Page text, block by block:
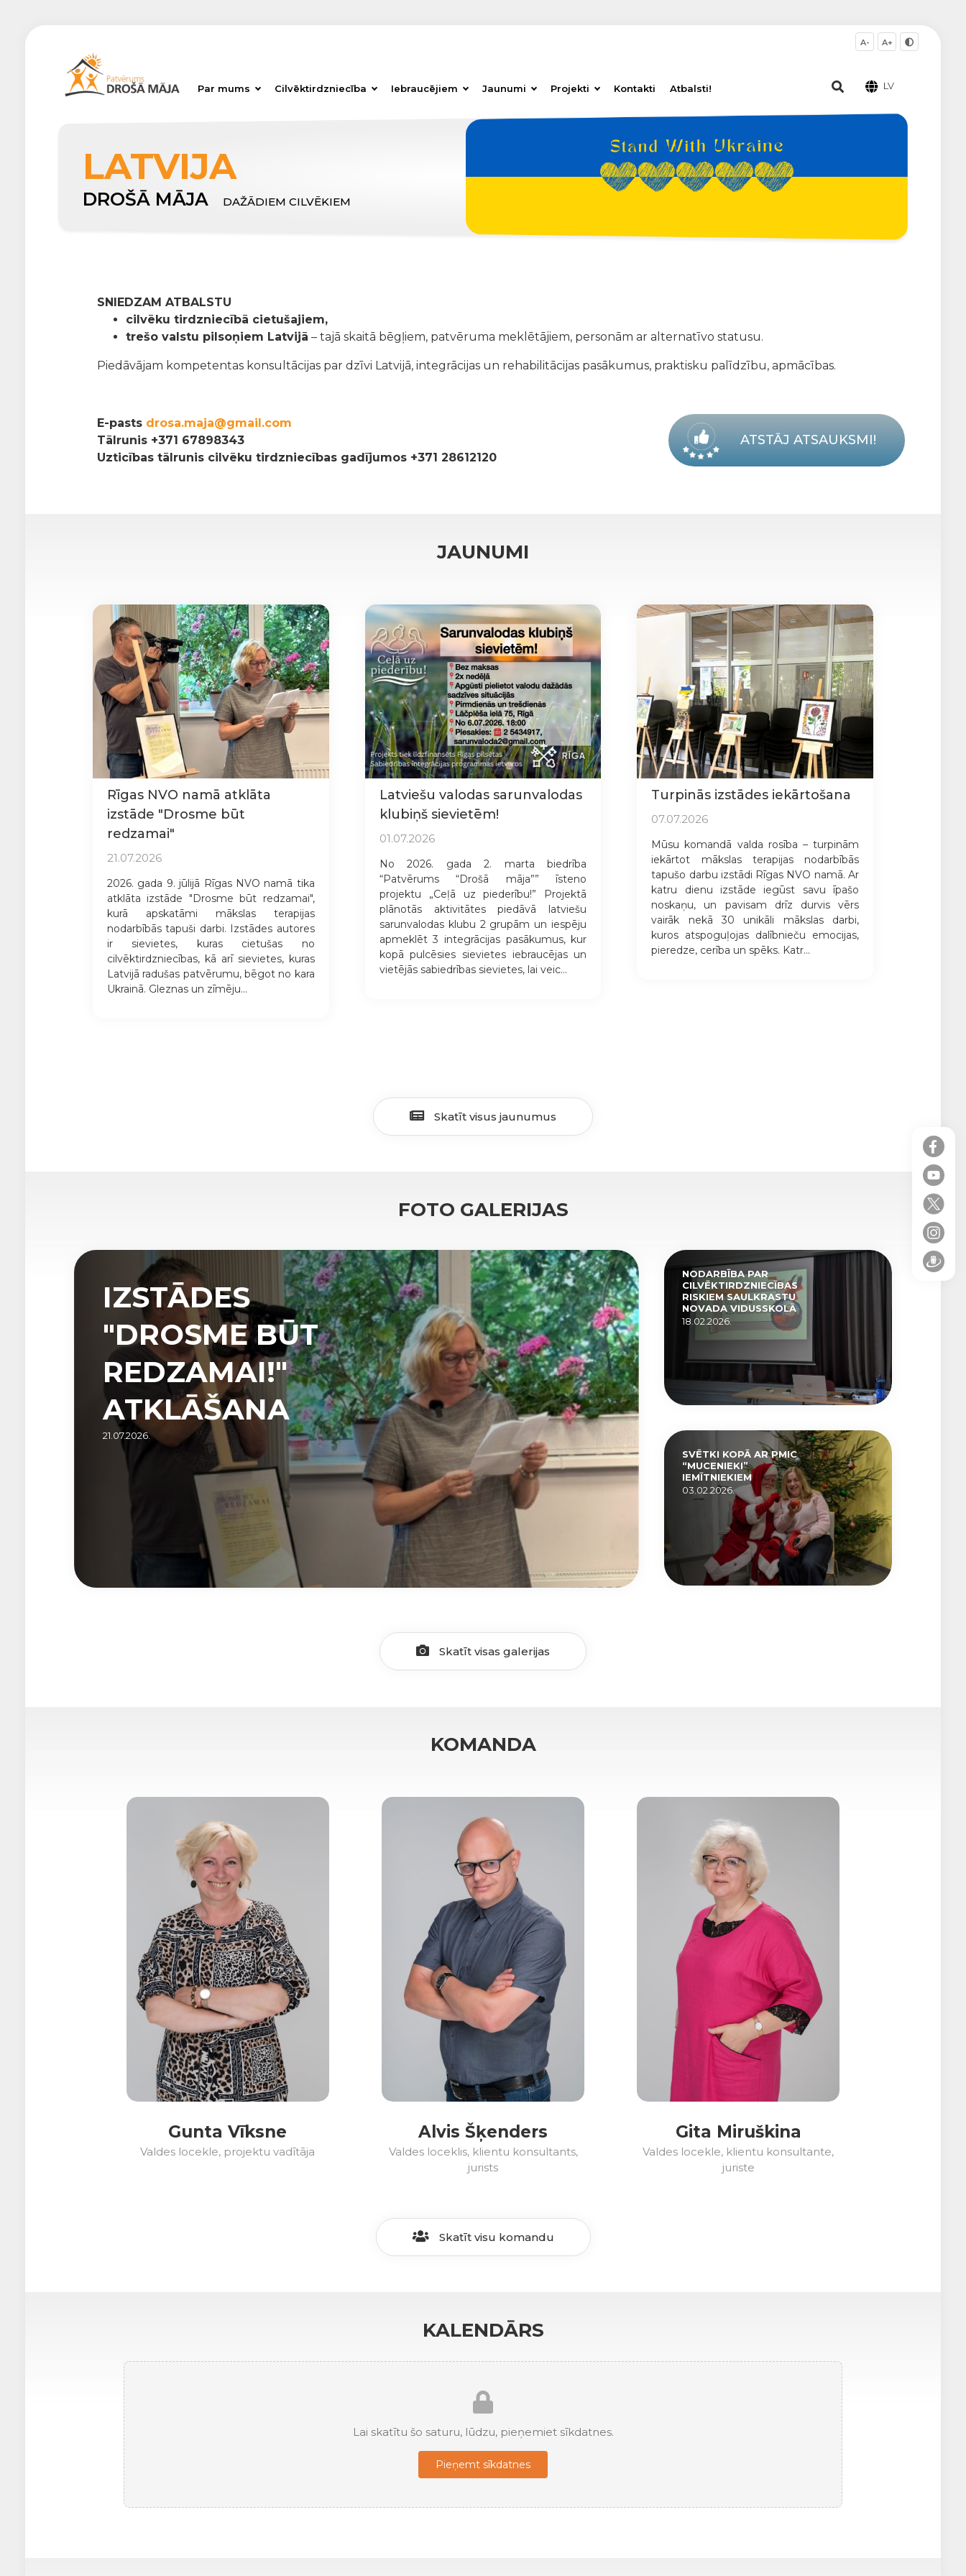
Par mums Cilvēktirdzniecība Iebraucējiem Jaunumi Projekti Kontakti Atbalsti!
A- A+
LV
LATVIJA
DROŠĀ MĀJA DAŽĀDIEM CILVĒKIEM
SNIEDZAM ATBALSTU
cilvēku tirdzniecībā cietušajiem,
trešo valstu pilsoņiem Latvijā – tajā skaitā bēgļiem, patvēruma meklētājiem, personām ar alternatīvo statusu.
Piedāvājam kompetentas konsultācijas par dzīvi Latvijā, integrācijas un rehabilitācijas pasākumus, praktisku palīdzību, apmācības.
E-pasts drosa.maja@gmail.com
Tālrunis +371 67898343
Uzticības tālrunis cilvēku tirdzniecības gadījumos +371 28612120
ATSTĀJ ATSAUKSMI!
JAUNUMI
Rīgas NVO namā atklāta
izstāde "Drosme būt
redzamai"
21.07.2026
2026. gada 9. jūlijā Rīgas NVO namā tika
atklāta izstāde "Drosme būt redzamai",
kurā apskatāmi mākslas terapijas
nodarbībās tapuši darbi. Izstādes autores
ir sievietes, kuras cietušas no
cilvēktirdzniecības, kā arī sievietes, kuras
Latvijā radušas patvērumu, bēgot no kara
Ukrainā. Gleznas un zīmēju...
Latviešu valodas sarunvalodas
klubiņš sievietēm!
01.07.2026
No 2026. gada 2. marta biedrība
“Patvērums “Drošā māja”” īsteno
projektu „Ceļā uz piederību!” Projektā
plānotās aktivitātes piedāvā latviešu
sarunvalodas klubu 2 grupām un iespēju
apmeklēt 3 integrācijas pasākumus, kur
kopā pulcēsies sievietes iebraucējas un
vietējās sabiedrības sievietes, lai veic...
Turpinās izstādes iekārtošana
07.07.2026
Mūsu komandā valda rosība – turpinām
iekārtot mākslas terapijas nodarbībās
tapušo darbu izstādi Rīgas NVO namā. Ar
katru dienu izstāde iegūst savu īpašo
noskaņu, un pavisam drīz durvis vērs
vairāk nekā 30 unikāli mākslas darbi,
kuros atspoguļojas dalībnieču emocijas,
pieredze, cerība un spēks. Katr...
Skatīt visus jaunumus
FOTO GALERIJAS
IZSTĀDES
"DROSME BŪT
REDZAMAI!"
ATKLĀŠANA
21.07.2026.
NODARBĪBA PAR
CILVĒKTIRDZNIECĪBAS
RISKIEM SAULKRASTU
NOVADA VIDUSSKOLĀ
18.02.2026.
SVĒTKI KOPĀ AR PMIC
“MUCENIEKI”
IEMĪTNIEKIEM
03.02.2026.
Skatīt visas galerijas
KOMANDA
Gunta Vīksne
Valdes locekle, projektu vadītāja
Alvis Šķenders
Valdes loceklis, klientu konsultants,
jurists
Gita Miruškina
Valdes locekle, klientu konsultante,
juriste
Skatīt visu komandu
KALENDĀRS
Lai skatītu šo saturu, lūdzu, pieņemiet sīkdatnes.
Pieņemt sīkdatnes